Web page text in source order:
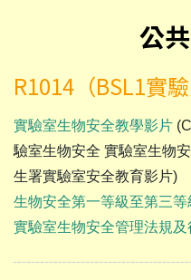
公
R1014（BSL1實驗
實驗室生物安全教學影片
驗室生物安全 實驗室生物
生署實驗室安全教育影片)
生物安全第一等級至第三
實驗室生物安全管理法規